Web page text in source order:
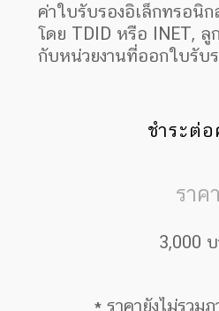
ค่าใบรับรองอิเล็กทรอนิ
โดย TDID หรือ INET, ลู
กับหน่วยงานที่ออกใบรับ
ชำระต่อ
ราคา
3,000
* ราคายังไม่รวม